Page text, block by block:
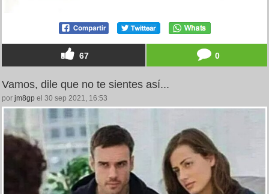
67 0
Vamos, dile que no te sientes así...
por jm8gp el 30 sep 2021, 16:53